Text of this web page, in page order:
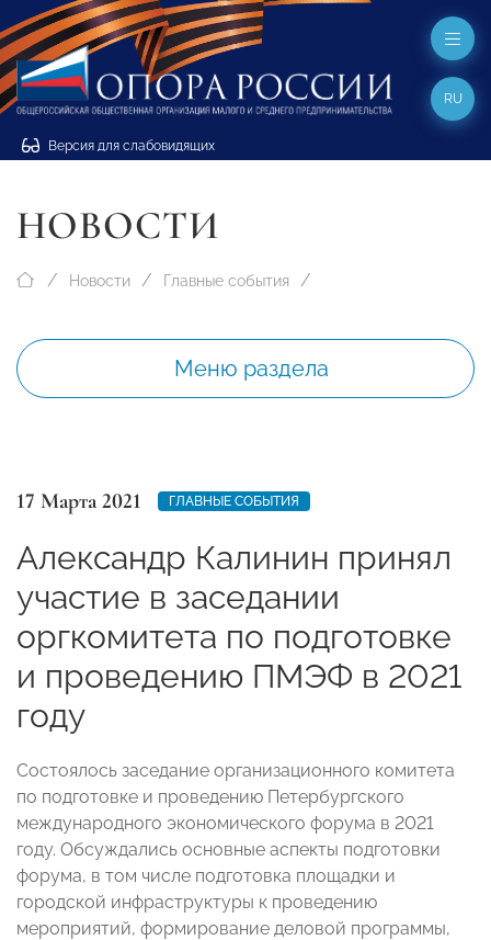
Версия для слабовидящих
RU
НОВОСТИ
Новости Главные события
Меню раздела
17 Марта 2021 ГЛАВНЫЕ СОБЫТИЯ
Александр Калинин принял
участие в заседании
оргкомитета по подготовке
и проведению ПМЭФ в 2021
году
Состоялось заседание организационного комитета
по подготовке и проведению Петербургского
международного экономического форума в 2021
году. Обсуждались основные аспекты подготовки
форума, в том числе подготовка площадки и
городской инфраструктуры к проведению
мероприятий, формирование деловой программы,